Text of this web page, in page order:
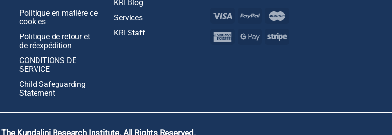
Politique en matière de
cookies
Politique de retour et
de réexpédition
CONDITIONS DE
SERVICE
Child Safeguarding
Statement
KRI Blog
Services
KRI Staff
The Kundalini Research Institute. All Rights Reserved.